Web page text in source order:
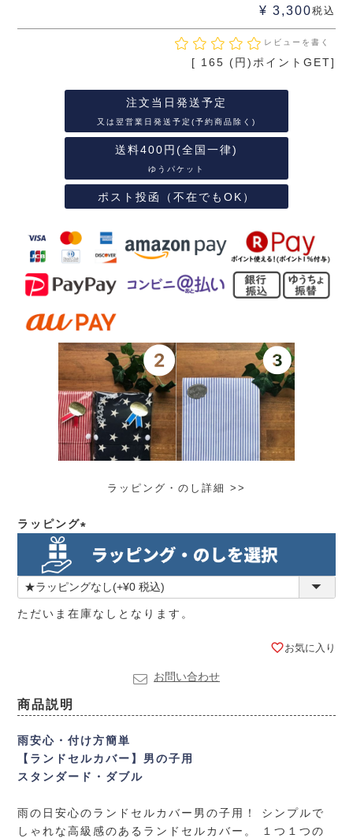
¥ 3,300税込
レビューを書く
[ 165 (円)ポイントGET]
注文当日発送予定
又は翌営業日発送予定(予約商品除く)
送料400円(全国一律)
ゆうパケット
ポスト投函（不在でもOK）
ラッピング・のし詳細 >>
ラッピング
(必
須)
ただいま在庫なしとなります。
お気に入り
お問い合わせ
商品説明
雨安心・付け方簡単
【ランドセルカバー】男の子用
スタンダード・ダブル
雨の日安心のランドセルカバー男の子用！ シンプルで
しゃれな高級感のあるランドセルカバー。
１つ１つの